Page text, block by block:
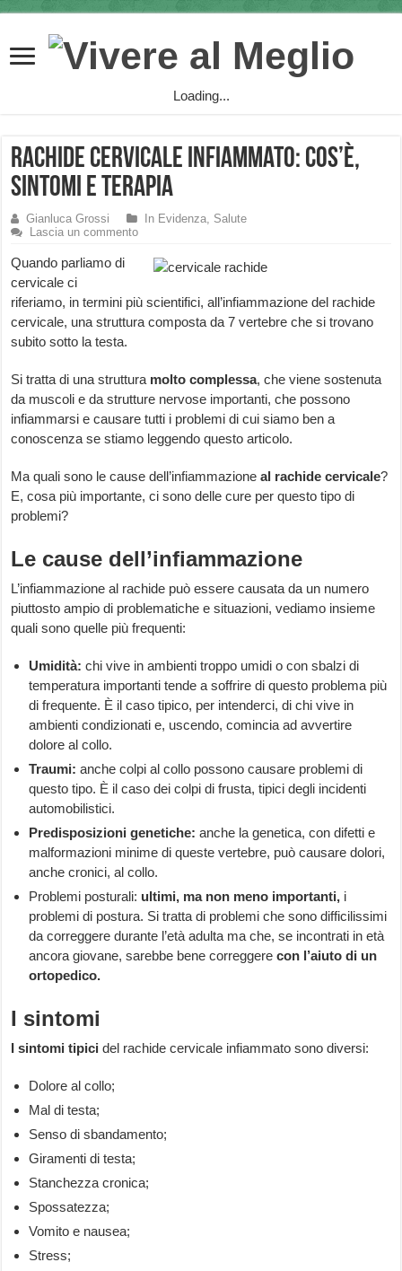
Loading...
Rachide Cervicale Infiammato: cos’è,
sintomi e terapia
Gianluca Grossi In Evidenza, Salute
Lascia un commento
Quando parliamo di
cervicale ci
riferiamo, in termini più scientifici, all’infiammazione del rachide
cervicale, una struttura composta da 7 vertebre che si trovano
subito sotto la testa.
Si tratta di una struttura molto complessa, che viene sostenuta
da muscoli e da strutture nervose importanti, che possono
infiammarsi e causare tutti i problemi di cui siamo ben a
conoscenza se stiamo leggendo questo articolo.
Ma quali sono le cause dell’infiammazioneal rachide cervicale?
E, cosa più importante, ci sono delle cure per questo tipo di
problemi?
Le cause dell’infiammazione
L’infiammazione al rachide può essere causata da un numero
piuttosto ampio di problematiche e situazioni, vediamo insieme
quali sono quelle più frequenti:
Umidità: chi vive in ambienti troppo umidi o con sbalzi di
temperatura importanti tende a soffrire di questo problema più
di frequente. È il caso tipico, per intenderci, di chi vive in
ambienti condizionati e, uscendo, comincia ad avvertire
dolore al collo.
Traumi: anche colpi al collo possono causare problemi di
questo tipo. È il caso dei colpi di frusta, tipici degli incidenti
automobilistici.
Predisposizioni genetiche: anche la genetica, con difetti e
malformazioni minime di queste vertebre, può causare dolori,
anche cronici, al collo.
Problemi posturali: ultimi, ma non meno importanti, i
problemi di postura. Si tratta di problemi che sono difficilissimi
da correggere durante l’età adulta ma che, se incontrati in età
ancora giovane, sarebbe bene correggerecon l’aiuto di un
ortopedico.
I sintomi
I sintomi tipici del rachide cervicale infiammato sono diversi:
Dolore al collo;
Mal di testa;
Senso di sbandamento;
Giramenti di testa;
Stanchezza cronica;
Spossatezza;
Vomito e nausea;
Stress;